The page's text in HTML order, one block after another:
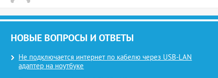
НОВЫЕ ВОПРОСЫ И ОТВЕТЫ
Не подключается интернет по кабелю через USB-LAN
адаптер на ноутбуке